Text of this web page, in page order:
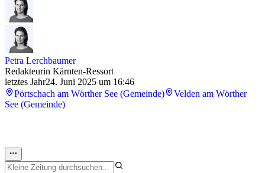
Petra Lerchbaumer
Redakteurin Kärnten-Ressort
letztes Jahr24. Juni 2025 um 16:46
Pörtschach am Wörther See (Gemeinde)
Velden am Wörther
See (Gemeinde)